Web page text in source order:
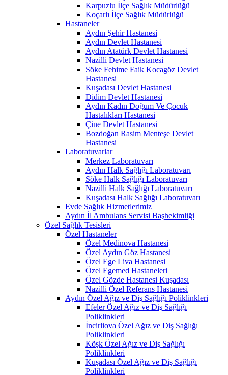
Karpuzlu İlçe Sağlık Müdürlüğü
Koçarlı İlçe Sağlık Müdürlüğü
Hastaneler
Aydın Şehir Hastanesi
Aydın Devlet Hastanesi
Aydın Atatürk Devlet Hastanesi
Nazilli Devlet Hastanesi
Söke Fehime Faik Kocagöz Devlet
Hastanesi
Kuşadası Devlet Hastanesi
Didim Devlet Hastanesi
Aydın Kadın Doğum Ve Çocuk
Hastalıkları Hastanesi
Çine Devlet Hastanesi
Bozdoğan Rasim Menteşe Devlet
Hastanesi
Laboratuvarlar
Merkez Laboratuvarı
Aydın Halk Sağlığı Laboratuvarı
Söke Halk Sağlığı Laboratuvarı
Nazilli Halk Sağlığı Laboratuvarı
Kuşadası Halk Sağlığı Laboratuvarı
Evde Sağlık Hizmetlerimiz
Aydın İl Ambulans Servisi Başhekimliği
Özel Sağlık Tesisleri
Özel Hastaneler
Özel Medinova Hastanesi
Özel Aydın Göz Hastanesi
Özel Ege Liva Hastanesi
Özel Egemed Hastaneleri
Özel Gözde Hastanesi Kuşadası
Nazilli Özel Referans Hastanesi
Aydın Özel Ağız ve Diş Sağlığı Poliklinkleri
Efeler Özel Ağız ve Diş Sağlığı
Poliklinkleri
İncirliova Özel Ağız ve Diş Sağlığı
Poliklinkleri
Köşk Özel Ağız ve Diş Sağlığı
Poliklinkleri
Kuşadası Özel Ağız ve Diş Sağlığı
Poliklinkleri